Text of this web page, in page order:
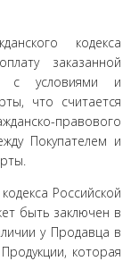
кодекса
заказанной
с условиями и
что считается
правового
Покупателем и
Российской
быть заключен в
у Продавца в
которая